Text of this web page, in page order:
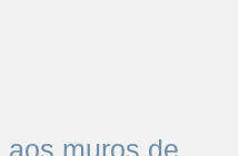
aos muros de